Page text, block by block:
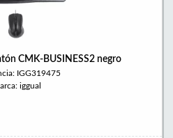
CMK-BUSINESS2 negro
IGG319475
iggual